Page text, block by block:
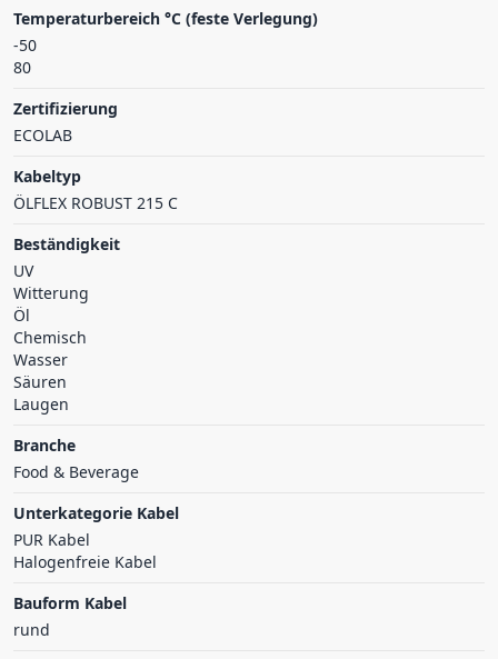
Temperaturbereich °C (feste Verlegung)
-50
80
Zertifizierung
ECOLAB
Kabeltyp
ÖLFLEX ROBUST 215 C
Beständigkeit
UV
Witterung
Öl
Chemisch
Wasser
Säuren
Laugen
Branche
Food & Beverage
Unterkategorie Kabel
PUR Kabel
Halogenfreie Kabel
Bauform Kabel
rund